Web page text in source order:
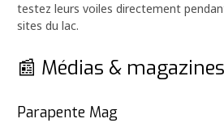
testez leurs voiles directement
sites du lac.
📰 Médias &
Parapente Mag